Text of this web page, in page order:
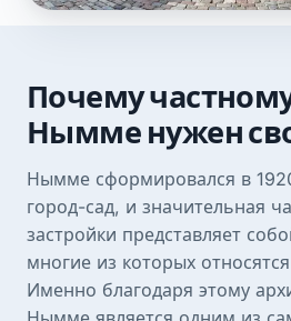
Почему
Нымме нужен
Нымме сформировался в
город-сад, и значительная
застройки представляет
многие из которых
Именно благодаря этому